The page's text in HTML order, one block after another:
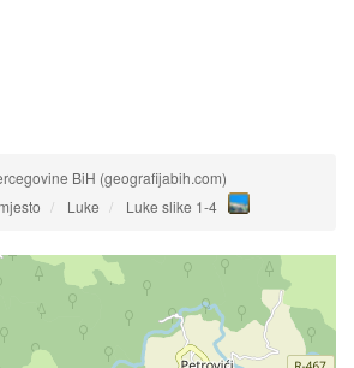
BiH (geografijabih.com)
Luke Luke slike 1-4